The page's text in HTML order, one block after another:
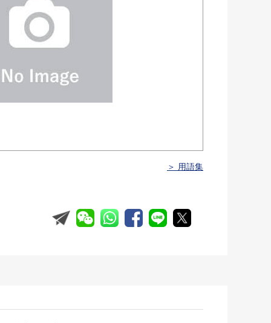
＞ 用語集